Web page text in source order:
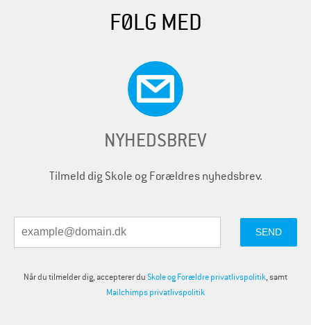
FØLG MED
NYHEDSBREV
Tilmeld dig Skole og Forældres nyhedsbrev.
Når du tilmelder dig, accepterer duSkole og Forældre privatlivspolitik, samt
Mailchimps privatlivspolitik